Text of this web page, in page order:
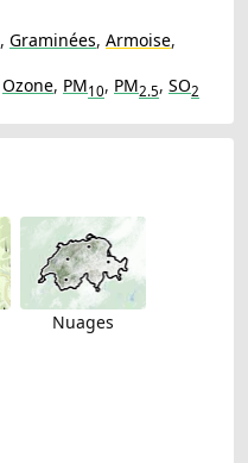
, Graminées, Armoise,
Ozone, PM10, PM2.5, SO2
Nuages